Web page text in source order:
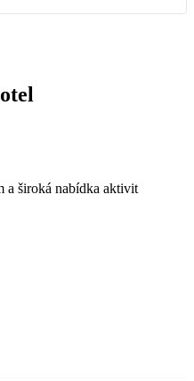
20 21 22 23
a široká nabídka aktivit